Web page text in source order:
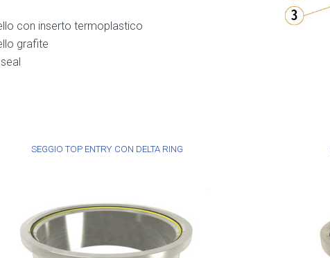
con inserto termoplastico
grafite
SEGGIO TOP ENTRY CON DELTA RING